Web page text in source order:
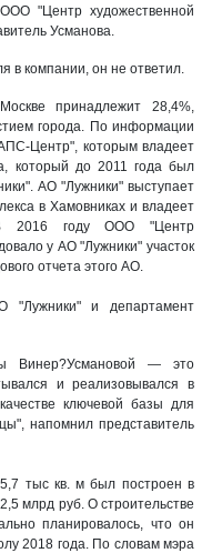
"Центр художественной
Усманова.
в компании, он не ответил.
принадлежит 28,4%,
города. По информации
Центр", которым владеет
который до 2011 года был
АО "Лужники" выступает
в Хамовниках и владеет
2016 году ООО "Центр
у АО "Лужники" участок
отчета этого АО.
"Лужники" и департамент
Винер?Усмановой — это
и реализовывался в
ключевой базы для
напомнил представитель
тыс кв. м был построен в
млрд руб. О строительстве
планировалось, что он
2018 года. По словам мэра